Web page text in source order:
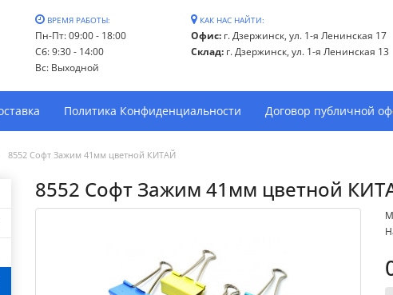
ВРЕМЯ РАБОТЫ:
Пн-Пт: 09:00 - 18:00
Сб: 9:30 - 14:00
Вс: Выходной
КАК НАС НАЙТИ:
Офис:г. Дзержинск, ул. 1-я Ленинская 17
Склад:г. Дзержинск, ул. 1-я Ленинская 13
Политика Конфиденциальности Договор публичной
8552 Софт Зажим 41мм цветной КИТАЙ
8552 Софт Зажим 41мм цветной